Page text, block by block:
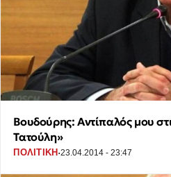
Βουδούρης: Αντίπαλός μου
Τατούλη»
ΠΟΛΙΤΙΚΗ ·23.04.2014 - 23:47